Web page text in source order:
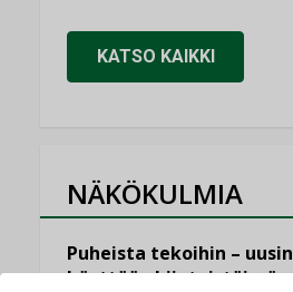
KATSO KAIKKI
NÄKÖKULMIA
Puheista tekoihin –
käyttöön kiinteistöissä